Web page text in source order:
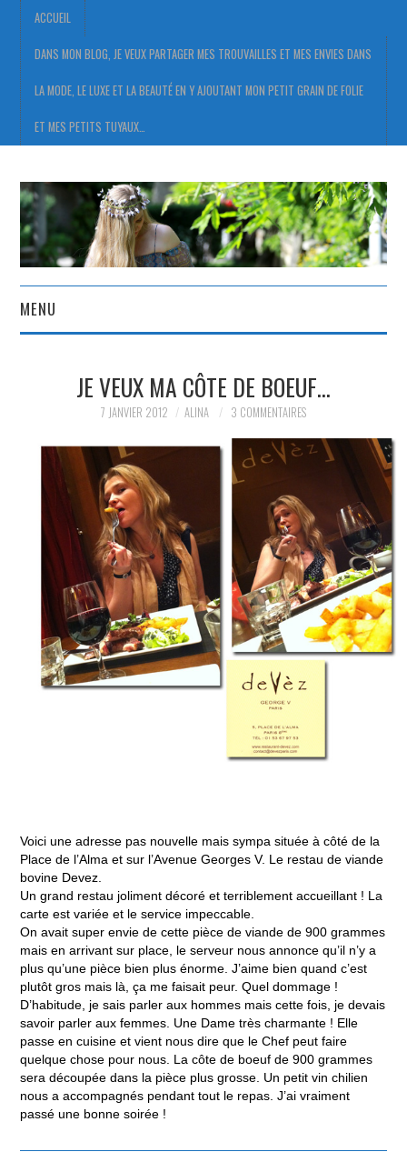
ACCUEIL
DANS MON BLOG, JE VEUX PARTAGER MES TROUVAILLES ET MES ENVIES DANS
LA MODE, LE LUXE ET LA BEAUTÉ EN Y AJOUTANT MON PETIT GRAIN DE FOLIE
ET MES PETITS TUYAUX…
MENU
DANS MON BLOG, JE VEUX
PARTAGER MES
TROUVAILLES ET MES
ENVIES DANS LA MODE, LE
LUXE ET LA BEAUTÉ EN Y
AJOUTANT MON PETIT
GRAIN DE FOLIE ET MES
JE VEUX MA CÔTE DE BOEUF…
7 JANVIER 2012 ALINA 3 COMMENTAIRES
Voici une adresse pas nouvelle mais sympa située à côté de la
Place de l’Alma et sur l’Avenue Georges V. Le restau de viande
bovine Devez.
Un grand restau joliment décoré et terriblement accueillant ! La
carte est variée et le service impeccable.
On avait super envie de cette pièce de viande de 900 grammes
mais en arrivant sur place, le serveur nous annonce qu’il n’y a
plus qu’une pièce bien plus énorme. J’aime bien quand c’est
plutôt gros mais là, ça me faisait peur. Quel dommage !
D’habitude, je sais parler aux hommes mais cette fois, je devais
savoir parler aux femmes. Une Dame très charmante ! Elle
passe en cuisine et vient nous dire que le Chef peut faire
quelque chose pour nous. La côte de boeuf de 900 grammes
sera découpée dans la pièce plus grosse. Un petit vin chilien
nous a accompagnés pendant tout le repas. J’ai vraiment
passé une bonne soirée !